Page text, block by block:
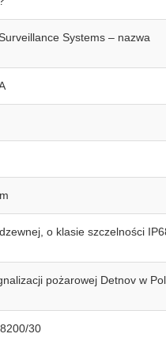
Systems – nazwa
o klasie szczelności
pożarowej Detnov w
30